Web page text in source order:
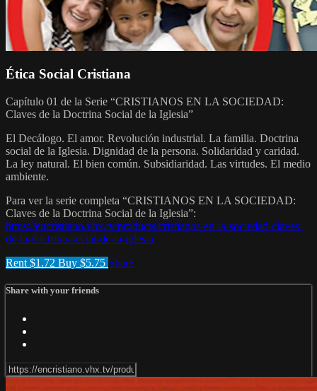
Ética Social Cristiana
Capítulo 01 de la Serie “CRISTIANOS EN LA SOCIEDAD:
Claves de la Doctrina Social de la Iglesia”
El Decálogo. El amor. Revolución industrial. La familia. Doctrina
social de la Iglesia. Dignidad de la persona. Solidaridad y caridad.
La ley natural. El bien común. Subsidiaridad. Las virtudes. El medio
ambiente.
Para ver la serie completa “CRISTIANOS EN LA SOCIEDAD:
Claves de la Doctrina Social de la Iglesia”:
https://encristiano.vhx.tv/products/cristianos-en-la-sociedad-claves-
de-la-doctrina-social-de-la-iglesia
Rent $1.72 Buy $5.75 Share
Share with your friends